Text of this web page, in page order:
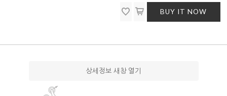
BUY IT NOW
상세정보 새창 열기